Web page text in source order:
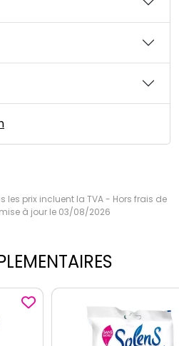
les prix incluent la TVA - Hors frais de
à jour le 03/08/2026